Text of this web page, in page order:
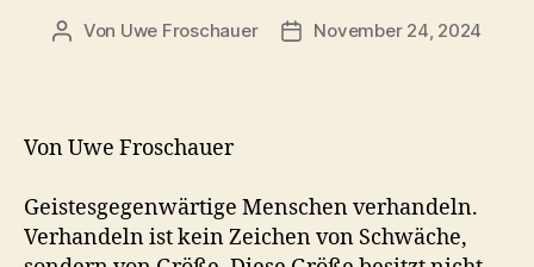
Beitragsautor
Von Uwe Froschauer Beitragsdatum
November 24, 2024
Von Uwe Froschauer
Geistesgegenwärtige Menschen verhandeln.
Verhandeln ist kein Zeichen von Schwäche,